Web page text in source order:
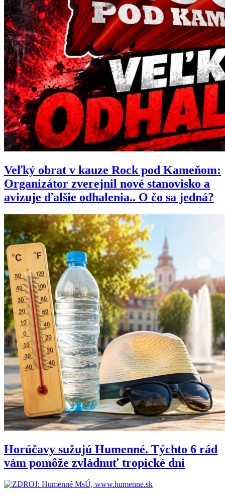
Veľký obrat v kauze Rock pod Kameňom:
Organizátor zverejnil nové stanovisko a
avizuje ďalšie odhalenia.. O čo sa jedná?
Horúčavy sužujú Humenné. Týchto 6 rád
vám pomôže zvládnuť tropické dni